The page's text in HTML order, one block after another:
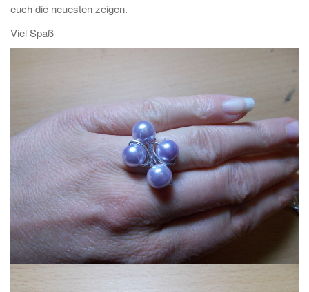
euch die neuesten zeigen.
Viel Spaß